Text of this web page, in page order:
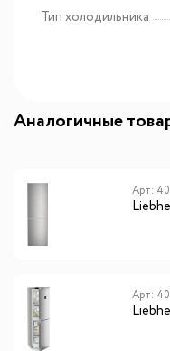
Тип холодильника
Аналогичные
Арт:
Арт: